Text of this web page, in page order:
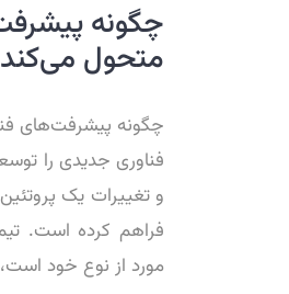
چگونه
متحول می‌کند
چگونه پیشرفت‌های
فناوری جدیدی را
فراهم کرده است. تیم
مورد از نوع خود است،